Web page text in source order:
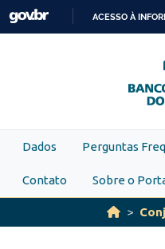
Skip to main content
ACESSO À
Dados Perguntas
Contato Sobre o